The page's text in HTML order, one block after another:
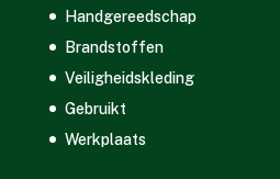
Handgereedschap
Brandstoffen
Veiligheidskleding
Gebruikt
Werkplaats